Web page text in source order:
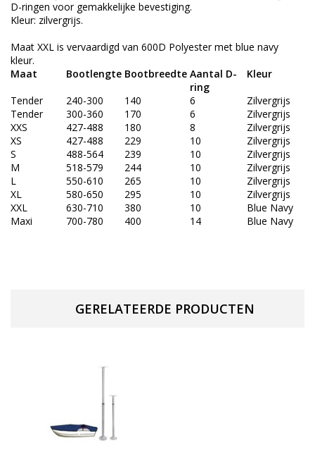
D-ringen voor gemakkelijke bevestiging.
Kleur: zilvergrijs.
Maat XXL is vervaardigd van 600D Polyester met blue navy
kleur.
Maat
Bootlengte Bootbreedte Aantal D-
ring
Kleur
Tender
240-300 140 6
Zilvergrijs
Tender
300-360 170 6
Zilvergrijs
XXS
427-488 180 8
Zilvergrijs
XS
427-488 229 10
Zilvergrijs
S
488-564 239 10
Zilvergrijs
M
518-579 244 10
Zilvergrijs
L
550-610 265 10
Zilvergrijs
XL
580-650 295 10
Zilvergrijs
XXL
630-710 380 10
Blue Navy
Maxi
700-780 400 14 Blue Navy
GERELATEERDE PRODUCTEN